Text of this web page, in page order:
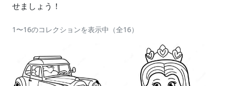
せましょう！
1〜16のコレクションを表示中（全16）